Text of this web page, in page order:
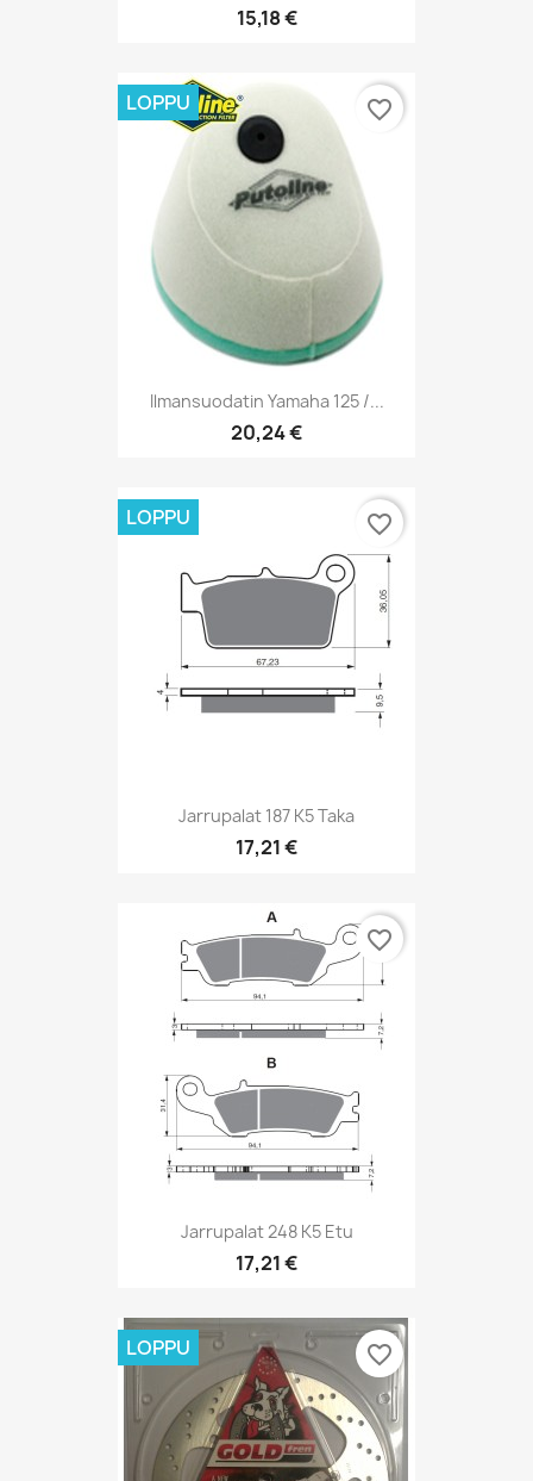
15,18 €
Ilmansuodatin Yamaha 125 /...
20,24 €
LOPPU favorite_border
Jarrupalat 187 K5 Taka
17,21 €
LOPPU favorite_border
Jarrupalat 248 K5 Etu
17,21 €
favorite_border
LOPPU favorite_border